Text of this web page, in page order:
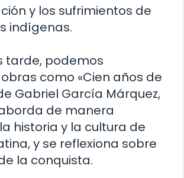
y los sufrimientos de
indígenas.
tarde, podemos
como «Cien años de
Gabriel García Márquez,
de manera
historia y la cultura de
y se reflexiona sobre
la conquista.